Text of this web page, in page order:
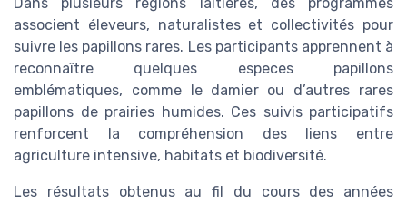
associent éleveurs, naturalistes et collectivités pour
suivre les papillons rares. Les participants apprennent à
reconnaître quelques especes papillons
emblématiques, comme le damier ou d’autres rares
papillons de prairies humides. Ces suivis participatifs
renforcent la compréhension des liens entre
agriculture intensive, habitats et biodiversité.
Les résultats obtenus au fil du cours des années